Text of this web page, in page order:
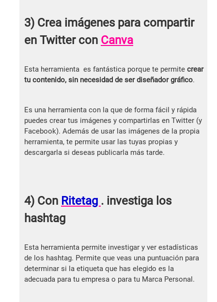
3) Crea imágenes para compartir
en Twitter con Canva
Esta herramienta es fantástica porque te permite crear
tu contenido, sin necesidad de ser diseñador gráfico.
Es una herramienta con la que de forma fácil y rápida
puedes crear tus imágenes y compartirlas en Twitter (y
Facebook). Además de usar las imágenes de la propia
herramienta, te permite usar las tuyas propias y
descargarla si deseas publicarla más tarde.
4) Con Ritetag . investiga los
hashtag
Esta herramienta permite investigar y ver estadísticas
de los hashtag. Permite que veas una puntuación para
determinar si la etiqueta que has elegido es la
adecuada para tu empresa o para tu Marca Personal.